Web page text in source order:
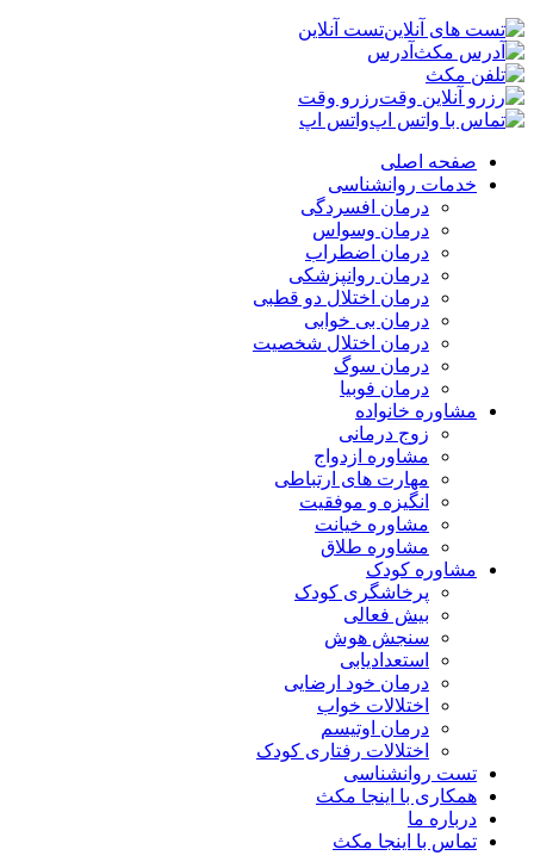
تست آنلاین
آدرس
رزرو وقت
واتس اپ
صفحه اصلی
خدمات روانشناسی
درمان افسردگی
درمان وسواس
درمان اضطراب
درمان روانپزشکی
درمان اختلال دو قطبی
درمان بی خوابی
درمان اختلال شخصیت
درمان سوگ
درمان فوبیا
مشاوره خانواده
زوج درمانی
مشاوره ازدواج
مهارت های ارتباطی
انگیزه و موفقیت
مشاوره خیانت
مشاوره طلاق
مشاوره کودک
پرخاشگری کودک
بیش فعالی
سنجش هوش
استعدادیابی
درمان خود ارضایی
اختلالات خواب
درمان اوتیسم
اختلالات رفتاری کودک
تست روانشناسی
همکاری با اینجا مکث
درباره ما
تماس با اینجا مکث